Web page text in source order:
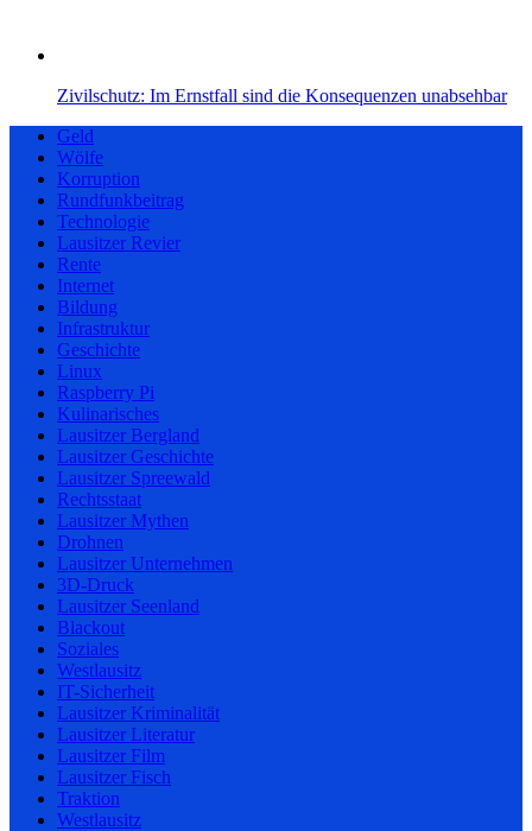
Zivilschutz: Im Ernstfall sind die Konsequenzen unabsehbar
Geld
Wölfe
Korruption
Rundfunkbeitrag
Technologie
Lausitzer Revier
Rente
Internet
Bildung
Infrastruktur
Geschichte
Linux
Raspberry Pi
Kulinarisches
Lausitzer Bergland
Lausitzer Geschichte
Lausitzer Spreewald
Rechtsstaat
Lausitzer Mythen
Drohnen
Lausitzer Unternehmen
3D-Druck
Lausitzer Seenland
Blackout
Soziales
Westlausitz
IT-Sicherheit
Lausitzer Kriminalität
Lausitzer Literatur
Lausitzer Film
Lausitzer Fisch
Traktion
Westlausitz